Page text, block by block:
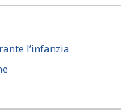
l’infanzia